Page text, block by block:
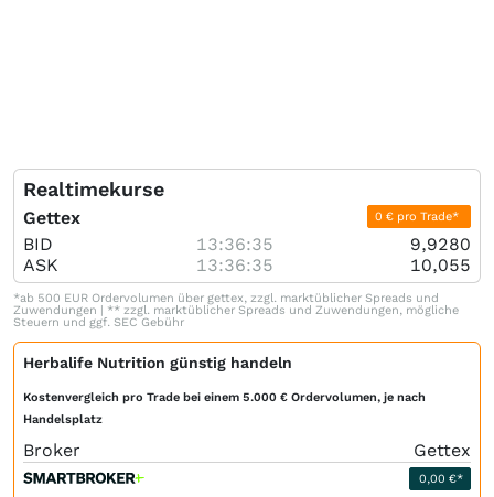
Realtimekurse
Gettex 0 € pro Trade*
BID 13:36:35
9,9280
ASK
13:36:35 10,055
*ab 500 EUR Ordervolumen über gettex, zzgl. marktüblicher Spreads und
Zuwendungen | ** zzgl. marktüblicher Spreads und Zuwendungen, mögliche
Steuern und ggf. SEC Gebühr
Herbalife Nutrition günstig handeln
Kostenvergleich pro Trade bei einem 5.000 € Ordervolumen, je nach
Handelsplatz
Broker Gettex
0,00 €*